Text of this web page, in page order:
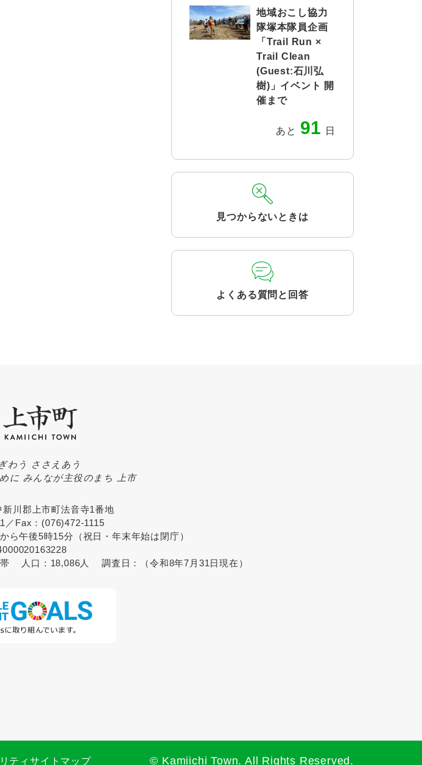
地域おこし協力
隊塚本隊員企画
「Trail Run ×
Trail Clean
(Guest:石川弘
樹)」イベント 開
催まで
あと 91 日
見つからないときは
よくある質問と回答
わう ささえあう
に みんなが主役のまち 上市
川郡上市町法音寺1番地
／Fax：(076)472-1115
午後5時15分（祝日・年末年始は閉庁）
人口： 18,086人 調査日： （令和8年7月31日現在）
ティサイトマップ © Kamiichi Town. All Rights Reserved.